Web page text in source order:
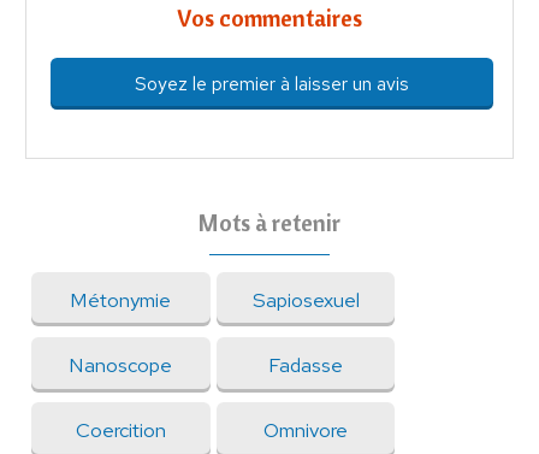
Vos commentaires
Soyez le premier à laisser un avis
Mots à retenir
Métonymie Sapiosexuel
Nanoscope Fadasse
Coercition Omnivore